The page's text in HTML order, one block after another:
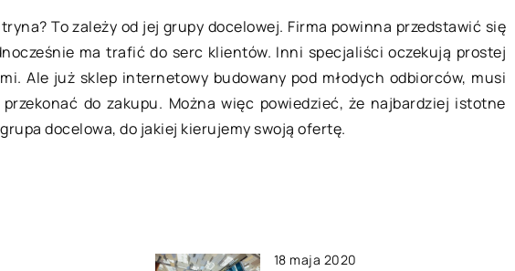
To zależy od jej grupy docelowej. Firma powinna przedstawić się
ma trafić do serc klientów. Inni specjaliści oczekują prostej
Ale już sklep internetowy budowany pod młodych odbiorców, musi
do zakupu. Można więc powiedzieć, że najbardziej istotne
docelowa, do jakiej kierujemy swoją ofertę.
18 maja 2020
sensownym rozwiązaniem jest […]